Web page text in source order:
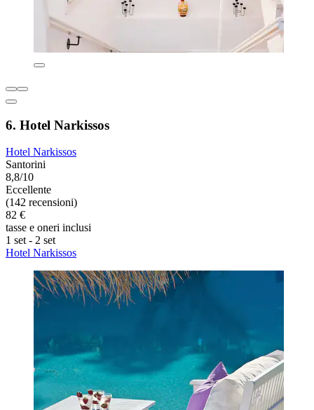
6. Hotel Narkissos
Hotel Narkissos
Santorini
8,8/10
Eccellente
(142 recensioni)
82 €
tasse e oneri inclusi
1 set - 2 set
Hotel Narkissos